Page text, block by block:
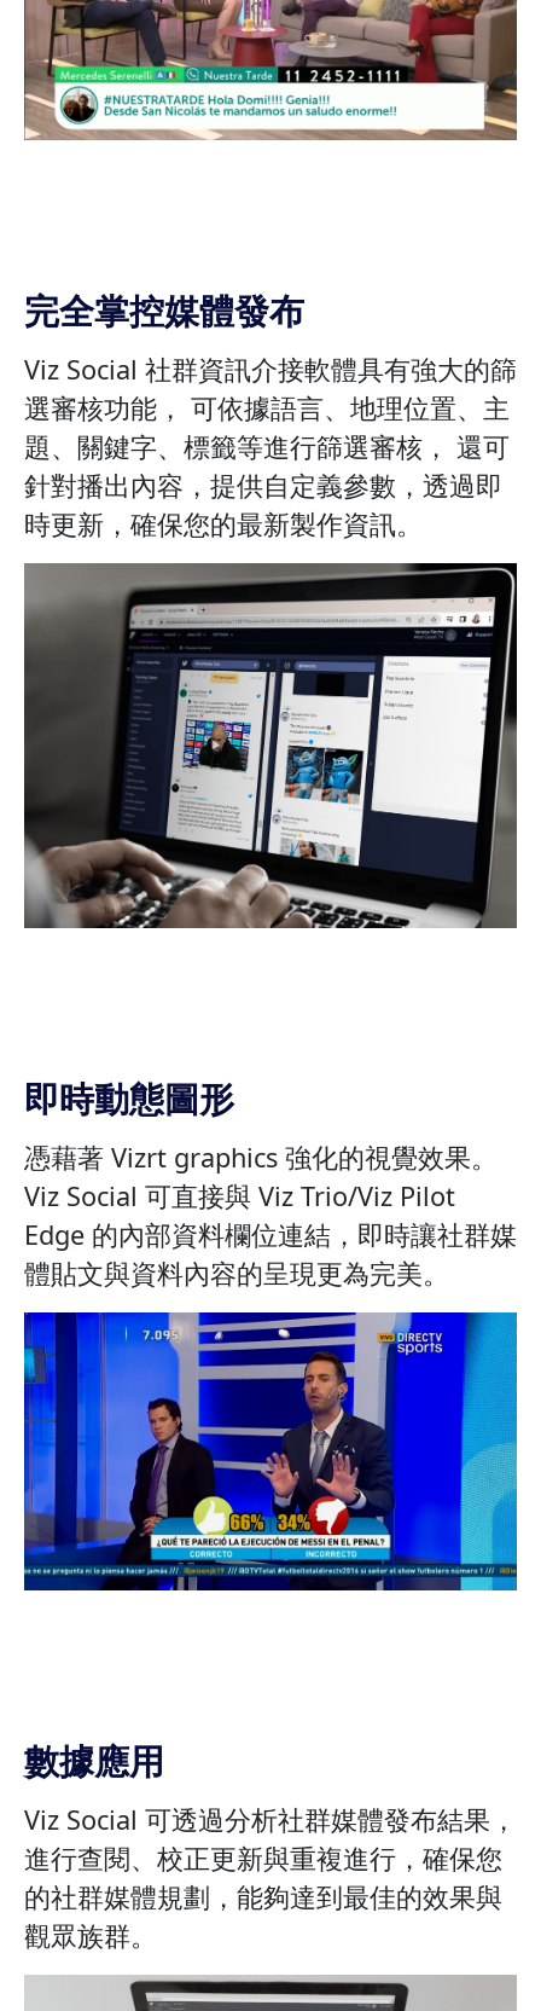
完全掌控媒體發布
Viz Social 社群資訊介接軟體具有強大的篩
選審核功能， 可依據語言、地理位置、主
題、關鍵字、標籤等進行篩選審核， 還可
針對播出內容，提供自定義參數，透過即
時更新，確保您的最新製作資訊。
即時動態圖形
憑藉著 Vizrt graphics 強化的視覺效果。
Viz Social 可直接與 Viz Trio/Viz Pilot
Edge 的內部資料欄位連結，即時讓社群媒
體貼文與資料內容的呈現更為完美。
數據應用
Viz Social 可透過分析社群媒體發布結果，
進行查閱、校正更新與重複進行，確保您
的社群媒體規劃，能夠達到最佳的效果與
觀眾族群。